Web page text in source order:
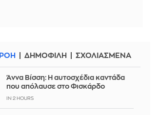
ΡΟΗ ΔΗΜΟΦΙΛΗ ΣΧΟΛΙΑΣΜΕΝΑ
Άννα Βίσση: Η αυτοσχέδια καντάδα
που απόλαυσε στο Φισκάρδο
IN 2 HOURS